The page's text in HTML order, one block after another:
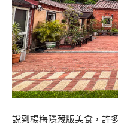
說到楊梅隱藏版美食，許